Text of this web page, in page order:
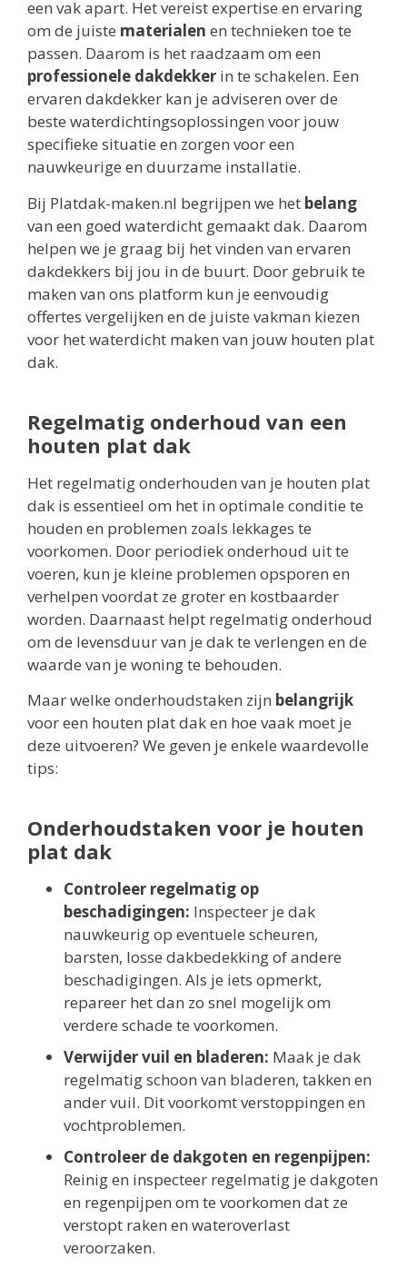
een vak apart. Het vereist expertise en ervaring
om de juiste materialen en technieken toe te
passen. Daarom is het raadzaam om een
professionele dakdekker in te schakelen. Een
ervaren dakdekker kan je adviseren over de
beste waterdichtingsoplossingen voor jouw
specifieke situatie en zorgen voor een
nauwkeurige en duurzame installatie.
Bij Platdak-maken.nl begrijpen we het belang
van een goed waterdicht gemaakt dak. Daarom
helpen we je graag bij het vinden van ervaren
dakdekkers bij jou in de buurt. Door gebruik te
maken van ons platform kun je eenvoudig
offertes vergelijken en de juiste vakman kiezen
voor het waterdicht maken van jouw houten plat
dak.
Regelmatig onderhoud van een
houten plat dak
Het regelmatig onderhouden van je houten plat
dak is essentieel om het in optimale conditie te
houden en problemen zoals lekkages te
voorkomen. Door periodiek onderhoud uit te
voeren, kun je kleine problemen opsporen en
verhelpen voordat ze groter en kostbaarder
worden. Daarnaast helpt regelmatig onderhoud
om de levensduur van je dak te verlengen en de
waarde van je woning te behouden.
Maar welke onderhoudstaken zijn belangrijk
voor een houten plat dak en hoe vaak moet je
deze uitvoeren? We geven je enkele waardevolle
tips:
Onderhoudstaken voor je houten
plat dak
Controleer regelmatig op
beschadigingen: Inspecteer je dak
nauwkeurig op eventuele scheuren,
barsten, losse dakbedekking of andere
beschadigingen. Als je iets opmerkt,
repareer het dan zo snel mogelijk om
verdere schade te voorkomen.
Verwijder vuil en bladeren: Maak je dak
regelmatig schoon van bladeren, takken en
ander vuil. Dit voorkomt verstoppingen en
vochtproblemen.
Controleer de dakgoten en regenpijpen:
Reinig en inspecteer regelmatig je dakgoten
en regenpijpen om te voorkomen dat ze
verstopt raken en wateroverlast
veroorzaken.